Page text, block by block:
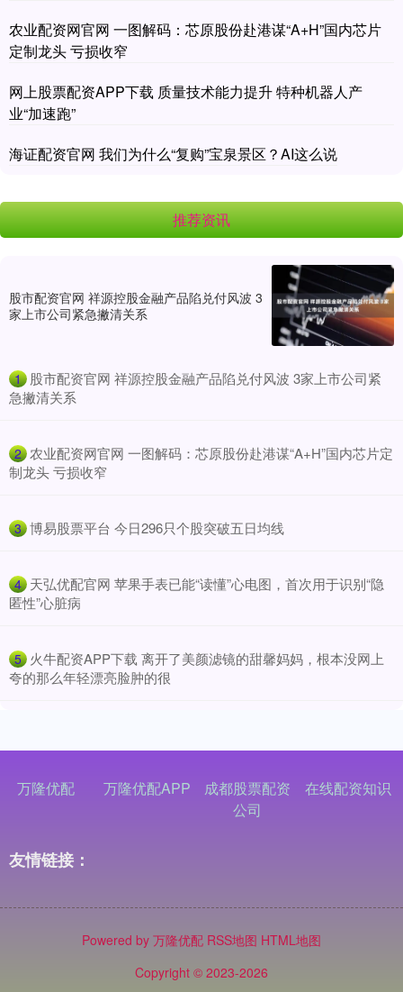
农业配资网官网 一图解码：芯原股份赴港谋“A+H”国内芯片
定制龙头 亏损收窄
网上股票配资APP下载 质量技术能力提升 特种机器人产
业“加速跑”
海证配资官网 我们为什么“复购”宝泉景区？AI这么说
推荐资讯
股市配资官网 祥源控股金融产品陷兑付风波 3
家上市公司紧急撇清关系
1 ​股市配资官网 祥源控股金融产品陷兑付风波 3家上市公司紧
急撇清关系
2 ​农业配资网官网 一图解码：芯原股份赴港谋“A+H”国内芯片定
制龙头 亏损收窄
3 ​博易股票平台 今日296只个股突破五日均线
4 ​天弘优配官网 苹果手表已能“读懂”心电图，首次用于识别“隐
匿性”心脏病
5 ​火牛配资APP下载 离开了美颜滤镜的甜馨妈妈，根本没网上
夸的那么年轻漂亮脸肿的很
万隆优配 万隆优配APP
成都股票配资
公司
在线配资知识
友情链接：
Powered by 万隆优配 RSS地图 HTML地图
Copyright © 2023-2026